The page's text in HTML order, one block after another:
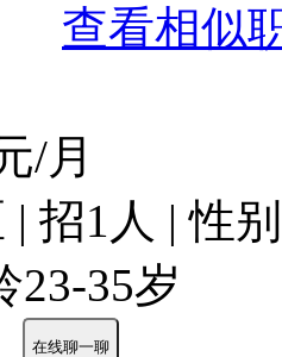
查看相似
/月
招1人 | 性
23-35岁
在线聊一聊